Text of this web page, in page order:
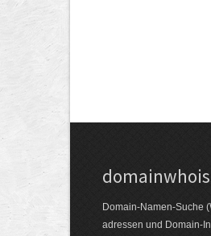
Domain-Namen-Suche
adressen und Domain-